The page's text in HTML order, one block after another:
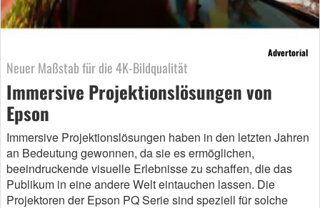
Advertorial
Neuer Maßstab für die 4K-Bildqualität
Immersive Projektionslösungen von
Epson
Immersive Projektionslösungen haben in den letzten Jahren
an Bedeutung gewonnen, da sie es ermöglichen,
beeindruckende visuelle Erlebnisse zu schaffen, die das
Publikum in eine andere Welt eintauchen lassen. Die
Projektoren der Epson PQ Serie sind speziell für solche